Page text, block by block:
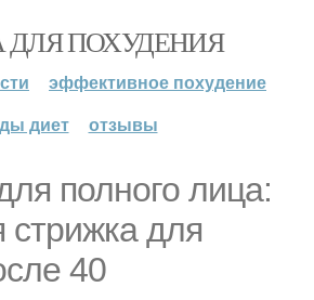
ДЛЯ ПОХУДЕНИЯ
эффективное похудение
диет
отзывы
полного лица:
стрижка для
40